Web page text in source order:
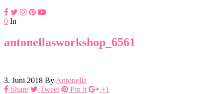
0 In
antonellasworkshop_6561
3. Juni 2018 By Antonella
Share
Tweet Pin it +1